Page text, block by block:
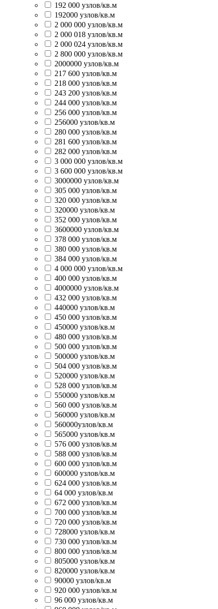
192 000 узлов/кв.м
192000 узлов/кв.м
2 000 000 узлов/кв.м
2 000 018 узлов/кв.м
2 000 024 узлов/кв.м
2 800 000 узлов/кв.м
2000000 узлов/кв.м
217 600 узлов/кв.м
218 000 узлов/кв.м
243 200 узлов/кв.м
244 000 узлов/кв.м
256 000 узлов/кв.м
256000 узлов/кв.м
280 000 узлов/кв.м
281 600 узлов/кв.м
282 000 узлов/кв.м
3 000 000 узлов/кв.м
3 600 000 узлов/кв.м
3000000 узлов/кв.м
305 000 узлов/кв.м
320 000 узлов/кв.м
320000 узлов/кв.м
352 000 узлов/кв.м
3600000 узлов/кв.м
378 000 узлов/кв.м
380 000 узлов/кв.м
384 000 узлов/кв.м
4 000 000 узлов/кв.м
400 000 узлов/кв.м
4000000 узлов/кв.м
432 000 узлов/кв.м
440000 узлов/кв.м
450 000 узлов/кв.м
450000 узлов/кв.м
480 000 узлов/кв.м
500 000 узлов/кв.м
500000 узлов/кв.м
504 000 узлов/кв.м
520000 узлов/кв.м
528 000 узлов/кв.м
550000 узлов/кв.м
560 000 узлов/кв.м
560000 узлов/кв.м
560000узлов/кв.м
565000 узлов/кв.м
576 000 узлов/кв.м
588 000 узлов/кв.м
600 000 узлов/кв.м
600000 узлов/кв.м
624 000 узлов/кв.м
64 000 узлов/кв.м
672 000 узлов/кв.м
700 000 узлов/кв.м
720 000 узлов/кв.м
728000 узлов/кв.м
730 000 узлов/кв.м
800 000 узлов/кв.м
805000 узлов/кв.м
820000 узлов/кв.м
90000 узлов/кв.м
920 000 узлов/кв.м
96 000 узлов/кв.м